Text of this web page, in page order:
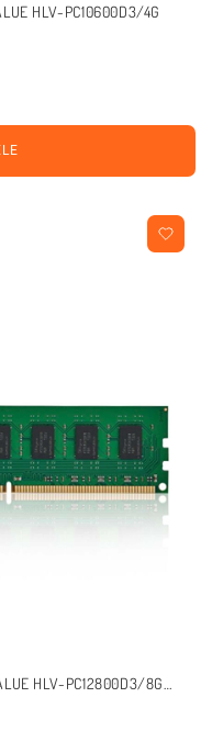
HLV-PC10600D3/4G
HLV-PC12800D3/8G